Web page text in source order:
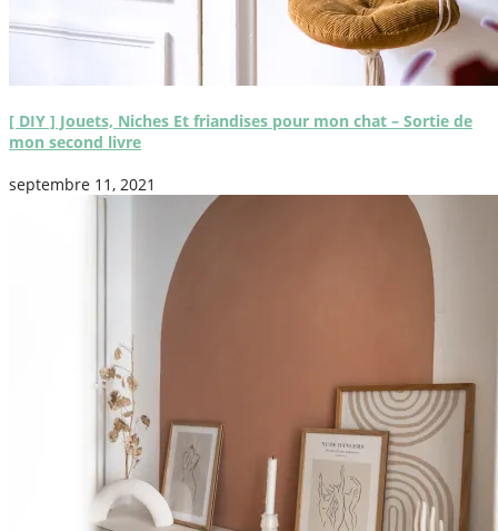
[ DIY ] Jouets, Niches Et friandises pour mon chat – Sortie de
mon second livre
septembre 11, 2021